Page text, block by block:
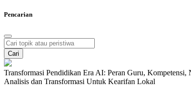
Pencarian
Cari
Transformasi Pendidikan Era AI: Peran Guru,
Analisis dan Transformasi Untuk Kearifan Lokal